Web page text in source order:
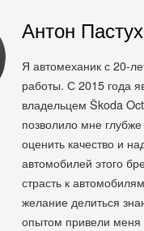
Антон
Я автомеханик с 20-
работы. С 2015 года
владельцем Škoda
позволило мне
оценить качество и
автомобилей этого
страсть к
желание делиться
опытом привели меня